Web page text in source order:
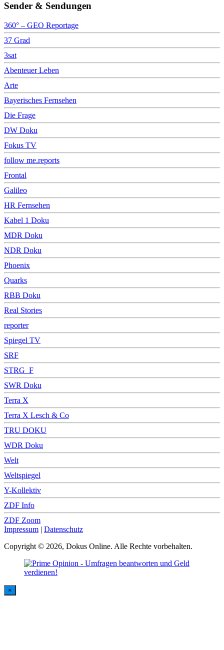
Sender & Sendungen
360° – GEO Reportage
37 Grad
3sat
Abenteuer Leben
Arte
Bayerisches Fernsehen
Die Frage
DW Doku
Fokus TV
follow me.reports
Frontal
Galileo
HR Fernsehen
Kabel 1 Doku
MDR Doku
NDR Doku
Phoenix
Quarks
RBB Doku
Real Stories
reporter
Spiegel TV
SRF
STRG_F
SWR Doku
Terra X
Terra X Lesch & Co
TRU DOKU
WDR Doku
Welt
Weltspiegel
Y-Kollektiv
ZDF Info
ZDF Zoom
Impressum | Datenschutz
Copyright © 2026, Dokus Online. Alle Rechte vorbehalten.
×